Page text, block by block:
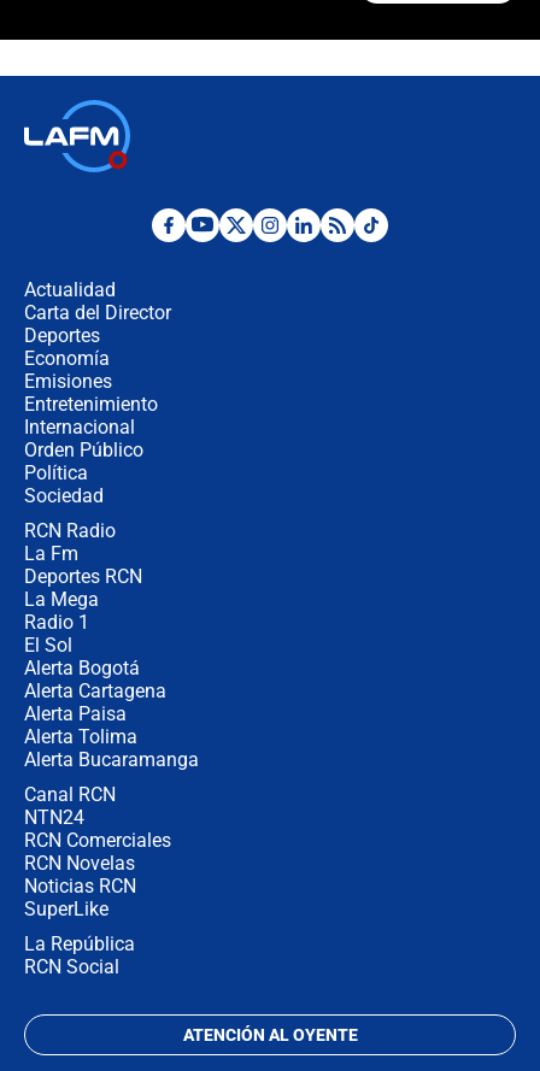
Posesión de Abelardo De La Espriella
Actualidad
Carta del Director
Deportes
Economía
Emisiones
Entretenimiento
Internacional
Orden Público
Política
Sociedad
RCN Radio
La Fm
Deportes RCN
La Mega
Radio 1
El Sol
Alerta Bogotá
Alerta Cartagena
Alerta Paisa
Alerta Tolima
Alerta Bucaramanga
Canal RCN
NTN24
RCN Comerciales
RCN Novelas
Noticias RCN
SuperLike
La República
RCN Social
ATENCIÓN AL OYENTE